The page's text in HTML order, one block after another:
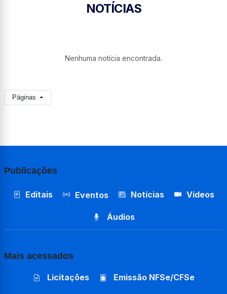
NOTÍCIAS
Nenhuma notícia encontrada.
Páginas
Publicações
Editais Eventos Notícias Vídeos
Áudios
Mais acessados
Licitações Emissão NFSe/CFSe